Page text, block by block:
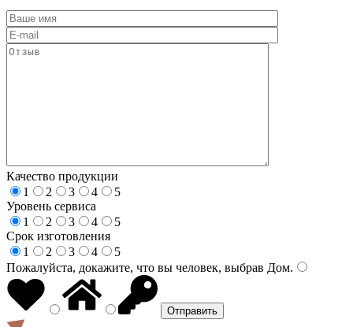
Качество продукции
1
2 3 4
5
Уровень сервиса
1
2 3 4
5
Срок изготовления
1
2 3 4
5
Пожалуйста, докажите, что вы человек, выбрав Дом.